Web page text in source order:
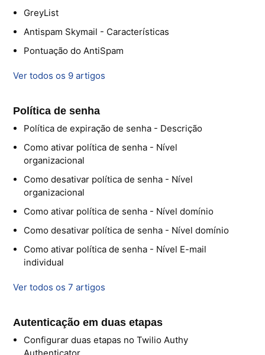
GreyList
Antispam Skymail - Características
Pontuação do AntiSpam
Ver todos os 9 artigos
Política de senha
Política de expiração de senha - Descrição
Como ativar política de senha - Nível
organizacional
Como desativar política de senha - Nível
organizacional
Como ativar política de senha - Nível domínio
Como desativar política de senha - Nível domínio
Como ativar política de senha - Nível E-mail
individual
Ver todos os 7 artigos
Autenticação em duas etapas
Configurar duas etapas no Twilio Authy